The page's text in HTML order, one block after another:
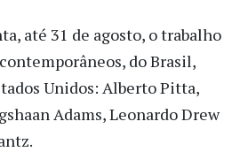
até 31 de agosto, o trabalho
do Brasil,
Unidos: Alberto Pitta,
Adams, Leonardo Drew